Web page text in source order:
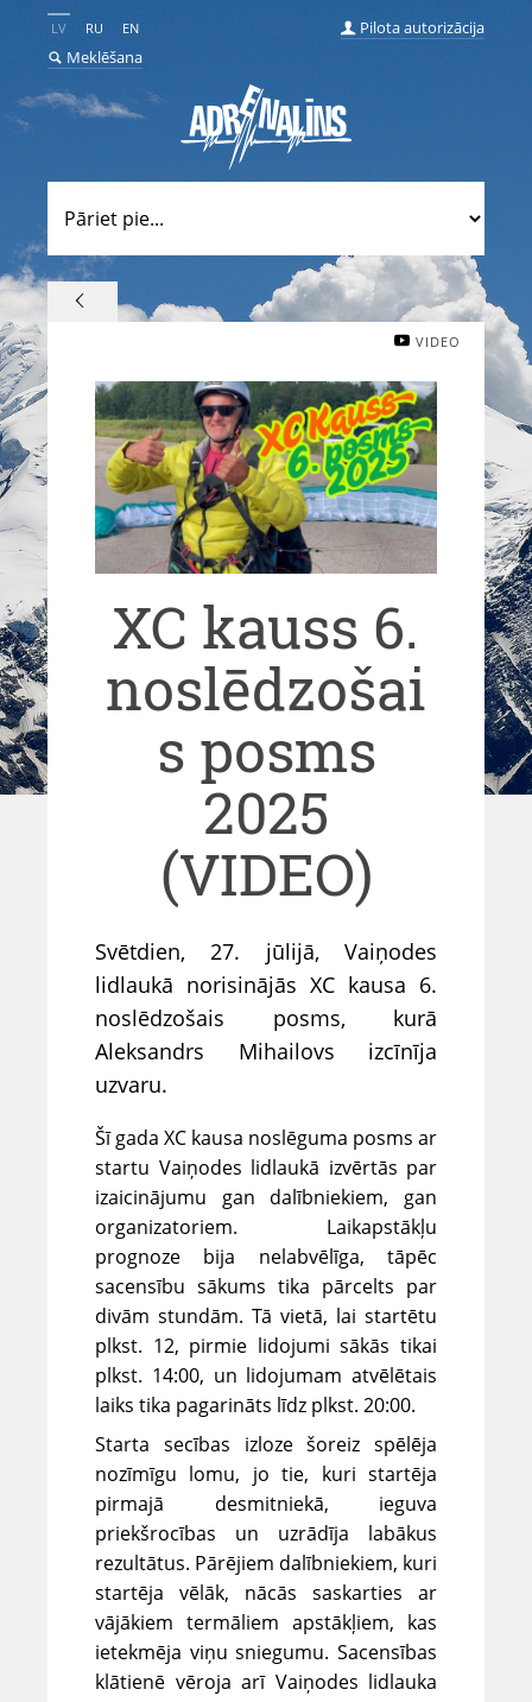
LV RU EN
Meklēšana
Pilota autorizācija
VIDEO
XC kauss 6.
noslēdzošai
s posms
2025
(VIDEO)
Svētdien, 27. jūlijā, Vaiņodes
lidlaukā norisinājās XC kausa 6.
noslēdzošais posms, kurā
Aleksandrs Mihailovs izcīnīja
uzvaru.
Šī gada XC kausa noslēguma posms ar
startu Vaiņodes lidlaukā izvērtās par
izaicinājumu gan dalībniekiem, gan
organizatoriem. Laikapstākļu
prognoze bija nelabvēlīga, tāpēc
sacensību sākums tika pārcelts par
divām stundām. Tā vietā, lai startētu
plkst. 12, pirmie lidojumi sākās tikai
plkst. 14:00, un lidojumam atvēlētais
laiks tika pagarināts līdz plkst. 20:00.
Starta secības izloze šoreiz spēlēja
nozīmīgu lomu, jo tie, kuri startēja
pirmajā desmitniekā, ieguva
priekšrocības un uzrādīja labākus
rezultātus. Pārējiem dalībniekiem, kuri
startēja vēlāk, nācās saskarties ar
vājākiem termāliem apstākļiem, kas
ietekmēja viņu sniegumu. Sacensības
klātienē vēroja arī Vaiņodes lidlauka